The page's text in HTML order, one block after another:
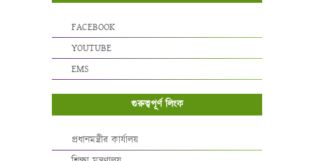
FACEBOOK
YOUTUBE
EMS
গুরুত্বপূর্ণ লিংক
প্রধানমন্ত্রীর কার্যালয়